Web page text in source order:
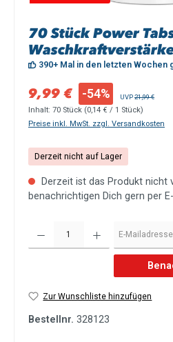
70 Stück Power
390+ Mal in den letzten Wochen
Verkaufspreis:
9,99 € -54% Regulärer Preis:
UVP21,99 €
Inhalt: 70 Stück (0,14 € / 1 Stück)
Preise inkl. MwSt. zzgl. Versandkosten
Derzeit nicht auf Lager
Derzeit ist das Produkt nicht
benachrichtigen Dich gern per
Zur Wunschliste hinzufügen
Bestellnr. 328123